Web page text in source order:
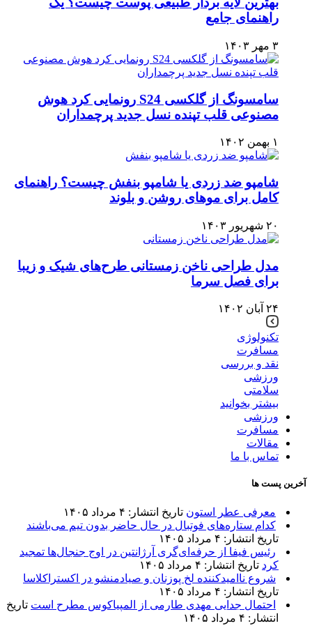
راهنمای جامع
۳ مهر ۱۴۰۳
سامسونگ از گلکسی S24 رونمایی کرد هوش
مصنوعی قلب تپنده نسل جدید پرچمداران
۱ بهمن ۱۴۰۲
شامپو ضد زردی یا شامپو بنفش چیست؟ راهنمای
کامل برای موهای روشن و بلوند
۲۰ شهریور ۱۴۰۳
مدل طراحی ناخن زمستانی طرح‌های شیک و زیبا
برای فصل سرما
۲۴ آبان ۱۴۰۲
تکنولوژی
مسافرت
نقد و بررسی
ورزشی
سلامتی
بیشتر بخوانید
ورزشی
مسافرت
مقالات
تماس با ما
آخرین پست ها
معرفی عطر استون تاریخ انتشار: ۴ مرداد ۱۴۰۵
کدام ستاره‌های فوتبال در حال حاضر بدون تیم می‌باشند
تاریخ انتشار: ۴ مرداد ۱۴۰۵
رئیس فیفا از حرفه‌ای‌گری آرژانتین در اوج جنجال‌ها تمجید
کرد تاریخ انتشار: ۴ مرداد ۱۴۰۵
شروع ناامیدکننده لخ پوزنان و صیادمنشو در اکستراکلاسا
تاریخ انتشار: ۴ مرداد ۱۴۰۵
احتمال جدایی مهدی طارمی از المپیاکوس مطرح است تاریخ
انتشار: ۴ مرداد ۱۴۰۵